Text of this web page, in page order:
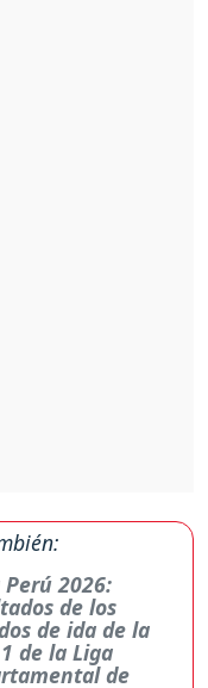
Perú 2026:
de los
de ida de la
de la Liga
de